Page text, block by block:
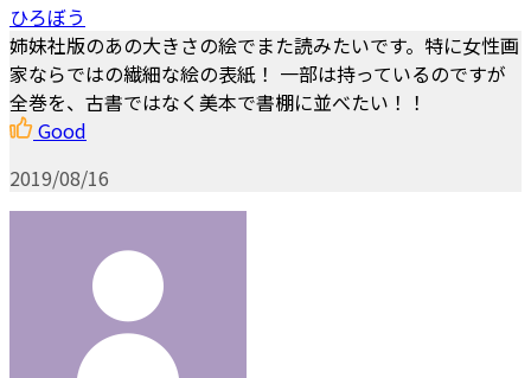
ひろぼう
姉妹社版のあの大きさの絵でまた読みたいです。特に女性画
家ならではの繊細な絵の表紙！ 一部は持っているのですが
全巻を、古書ではなく美本で書棚に並べたい！！
Good
2019/08/16